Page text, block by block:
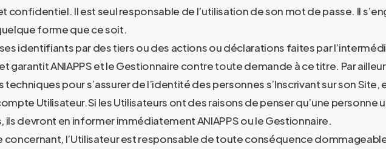
confidentiel. Il est seul responsable de l’utilisation de son mot de passe. Il
forme que ce soit.
identifiants par des tiers ou des actions ou déclarations faites par
ANIAPPS et le Gestionnaire contre toute demande à ce titre. Par
pour s’assurer de l’identité des personnes s’Inscrivant sur son Site,
Utilisateur.Si les Utilisateurs ont des raisons de penser qu’une
devront en informer immédiatement ANIAPPS ou le Gestionnaire.
concernant, l’Utilisateur est responsable de toute conséquence